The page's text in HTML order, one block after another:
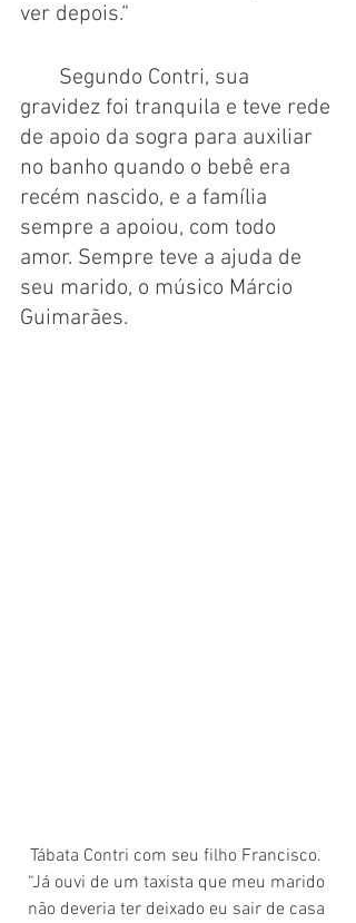
ver depois.“
gravidez foi tranquila e teve rede
de apoio da sogra para auxiliar
no banho quando o bebê era
recém nascido, e a família
sempre a apoiou, com todo
amor. Sempre teve a ajuda de
seu marido, o músico Márcio
Guimarães.
Tábata Contri com seu filho Francisco.
“Já ouvi de um taxista que meu marido
não deveria ter deixado eu sair de casa